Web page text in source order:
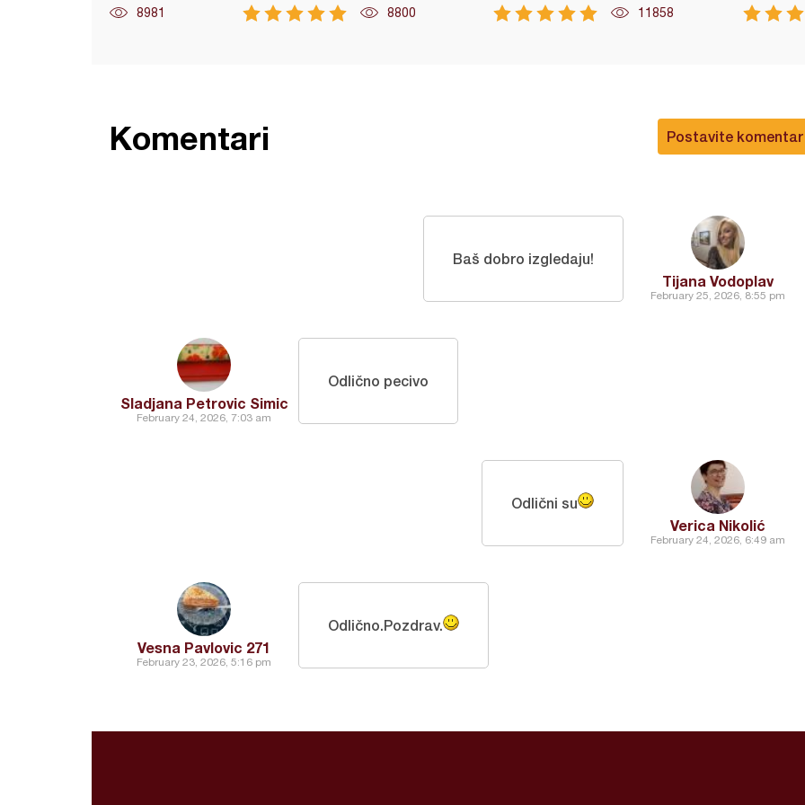
8981 8800 11858
Postavite komentar
Komentari
Tijana Vodoplav
February 25, 2026, 8:55 pm
Baš dobro izgledaju!
Sladjana Petrovic Simic
February 24, 2026, 7:03 am
Odlično pecivo
Verica Nikolić
February 24, 2026, 6:49 am
Odlični su
Vesna Pavlovic 271
February 23, 2026, 5:16 pm
Odlično.Pozdrav.